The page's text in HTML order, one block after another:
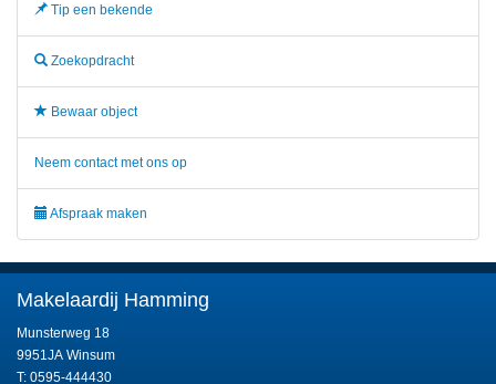
Tip een bekende
Zoekopdracht
Bewaar object
Neem contact met ons op
Afspraak maken
Makelaardij Hamming
Munsterweg 18
9951JA Winsum
T: 0595-444430